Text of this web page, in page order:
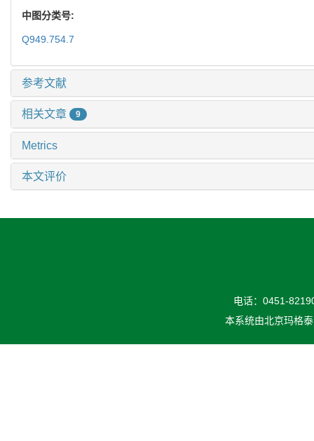
中图分类号:
Q949.754.7
参考文献
相关文章 9
Metrics
本文评价
电话：0451-
本系统由北京玛格